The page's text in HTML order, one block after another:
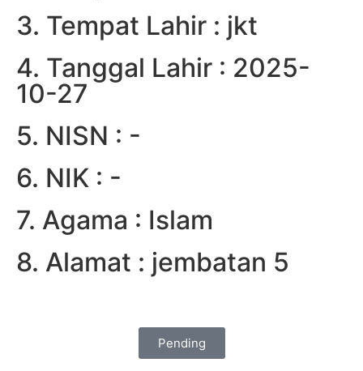
3. Tempat Lahir : jkt
4. Tanggal Lahir : 2025-
10-27
5. NISN : -
6. NIK : -
7. Agama : Islam
8. Alamat : jembatan 5
Pending